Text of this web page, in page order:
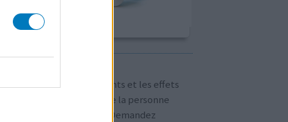
Les avis sur les médicaments et les effets
secondaires dépendent de la personne
utilisant le médicament. Demandez